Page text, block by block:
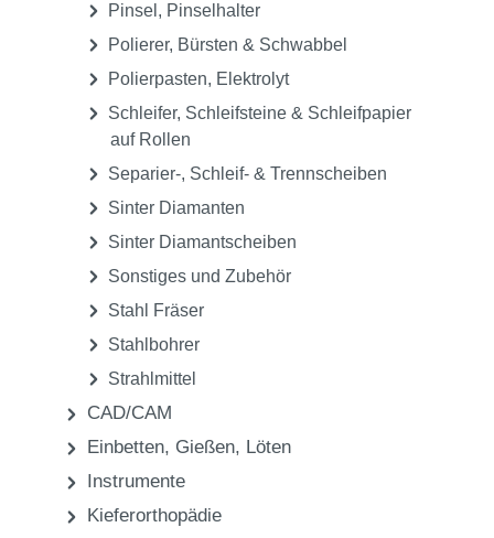
Pinsel, Pinselhalter
Polierer, Bürsten & Schwabbel
Polierpasten, Elektrolyt
Schleifer, Schleifsteine & Schleifpapier
auf Rollen
Separier-, Schleif- & Trennscheiben
Sinter Diamanten
Sinter Diamantscheiben
Sonstiges und Zubehör
Stahl Fräser
Stahlbohrer
Strahlmittel
CAD/CAM
Einbetten, Gießen, Löten
Instrumente
Kieferorthopädie